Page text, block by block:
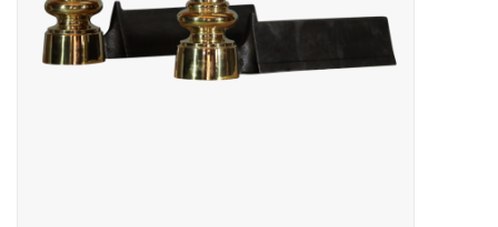
Vloeren - Steen, Terra Cotta
& Marmer